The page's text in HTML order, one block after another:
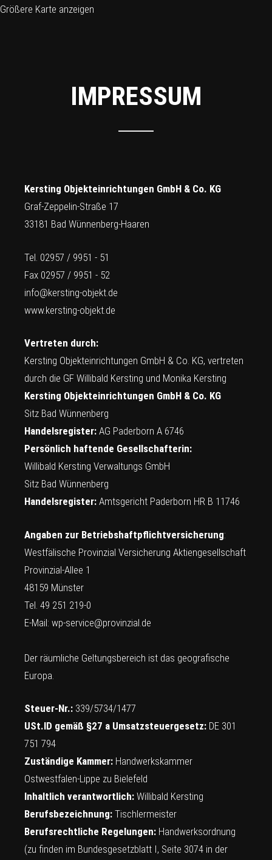
Größere Karte anzeigen
IMPRESSUM
Kersting Objekteinrichtungen GmbH & Co. KG
Graf-Zeppelin-Straße 17
33181 Bad Wünnenberg-Haaren
Tel. 02957 / 9951 - 51
Fax 02957 / 9951 - 52
info@kersting-objekt.de
www.kersting-objekt.de
Vertreten durch:
Kersting Objekteinrichtungen GmbH & Co. KG, vertreten
durch die GF Willibald Kersting und Monika Kersting
Kersting Objekteinrichtungen GmbH & Co. KG
Sitz Bad Wünnenberg
Handelsregister: AG Paderborn A 6746
Persönlich haftende Gesellschafterin:
Willibald Kersting Verwaltungs GmbH
Sitz Bad Wünnenberg
Handelsregister: Amtsgericht Paderborn HR B 11746
Angaben zur Betriebshaftpflichtversicherung:
Westfälische Provinzial Versicherung Aktiengesellschaft
Provinzial-Allee 1
48159 Münster
Tel. 49 251 219-0
E-Mail: wp-service@provinzial.de
Der räumliche Geltungsbereich ist das geografische
Europa.
Steuer-Nr.: 339/5734/1477
USt.ID gemäß §27 a Umsatzsteuergesetz: DE 301
751 794
Zuständige Kammer: Handwerkskammer
Ostwestfalen-Lippe zu Bielefeld
Inhaltlich verantwortlich: Willibald Kersting
Berufsbezeichnung: Tischlermeister
Berufsrechtliche Regelungen: Handwerksordnung
(zu finden im Bundesgesetzblatt I, Seite 3074 in der